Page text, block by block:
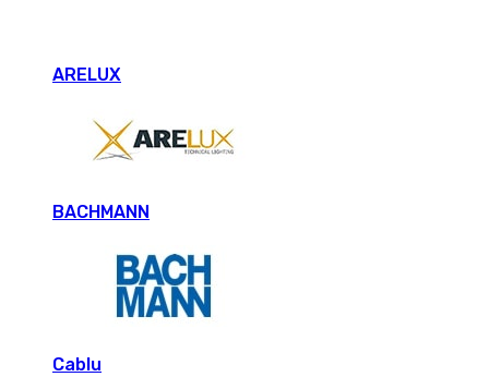
ARELUX
BACHMANN
Cablu